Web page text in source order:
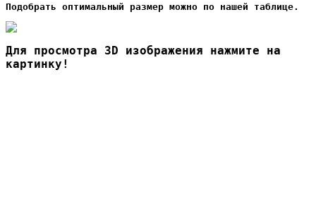
Подобрать оптимальный размер можно по нашей таблице.
Для просмотра 3D изображения нажмите на
картинку!